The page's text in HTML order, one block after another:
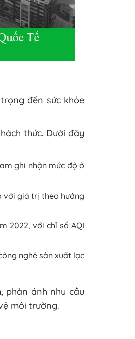
đến sức khỏe
thức. Dưới đây
ghi nhận mức độ ô
với giá trị theo hướng
2022, với chỉ số AQI
nghệ sản xuất lạc
phản ánh nhu cầu
môi trường.